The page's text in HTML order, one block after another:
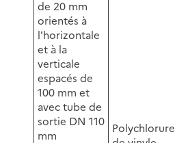
de 20 mm
orientés à
l'horizontale
et à la
verticale
espacés de
100 mm et
avec tube de
sortie DN 110
mm
Polychlorure